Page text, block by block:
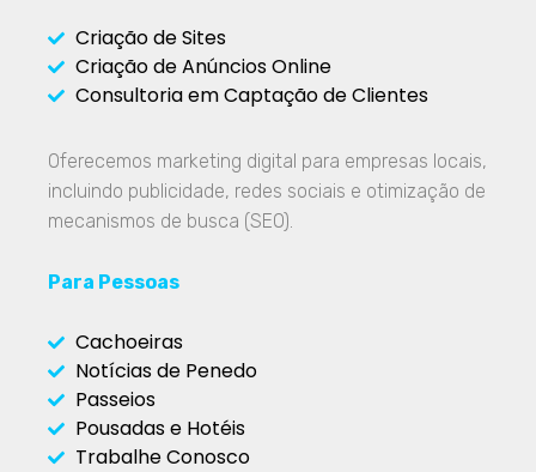
Criação de Sites
Criação de Anúncios Online
Consultoria em Captação de Clientes
Oferecemos marketing digital para empresas locais,
incluindo publicidade, redes sociais e otimização de
mecanismos de busca (SEO).
Para Pessoas
Cachoeiras
Notícias de Penedo
Passeios
Pousadas e Hotéis
Trabalhe Conosco